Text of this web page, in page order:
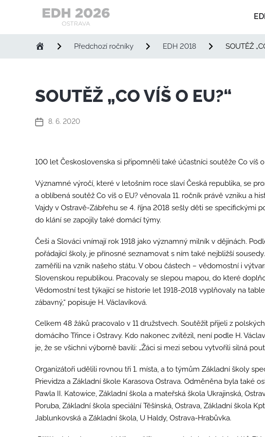
Evropské
dny
handicapu
Předchozí ročníky EDH 2018 SOUTĚŽ
SOUTĚŽ „CO VÍŠ O EU?“
Datum
8. 6. 2020
100 let Československa si připomněli také účastníci soutěže Co víš o
Významné výročí, které v letošním roce slaví Česká republika, se
a oblíbená soutěž Co víš o EU? věnovala 11. ročník právě vzniku a
Vajdy v Ostravě-Zábřehu se 4. října 2018 sešly děti se specifickými
do klání se zapojily také domácí týmy.
Češi a Slováci vnímají rok 1918 jako významný milník v dějinách.
pořádající školy, je přínosné seznamovat s ním také nejbližší
zaměřili na vznik našeho státu. V obou částech – vědomostní i
Slovenskou republikou. Pracovaly se slepou mapou, do které
Vědomostní test týkající se historie let 1918-2018 vyplňovaly na
zábavný,“ popisuje H. Václavíková.
Celkem 48 žáků pracovalo v 11 družstvech. Soutěžit přijeli z
domácího Třince i Ostravy. Kdo nakonec zvítězil, není podle H.
je, že se všichni výborně bavili: „Žáci si mezi sebou vytvořili silná
Organizátoři udělili rovnou tři 1. místa, a to týmům Základní školy
Prievidza a Základní škole Karasova Ostrava. Odměněna byla také
Pawla II. Katowice, Základní škola a mateřská škola Ukrajinská,
Poruba, Základní škola speciální Těšínská, Ostrava, Základní škola
Jablunkovská a Základní škola, U Haldy, Ostrava-Hrabůvka.